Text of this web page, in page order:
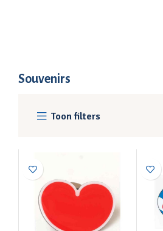
Souvenirs
Toon filters